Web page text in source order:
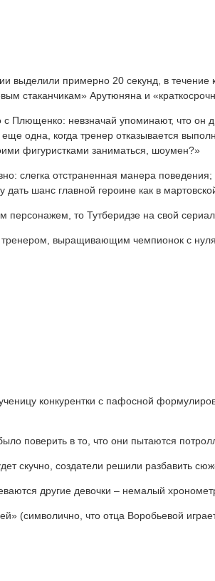
выделили примерно 20 секунд, в
стаканчикам» Арутюняна и
Плющенко: невзначай упоминают, что
одна, когда тренер отказывается
фигуристками заниматься, шоумен?»
слегка отстраненная манера
шанс главной героине как в
то Тутберидзе на свой
выращивающим чемпионок с нуля
конкурентки с пафосной
поверить в то, что они пытаются
скучно, создатели решили разбавить
другие девочки – немалый
(символично, что отца Воробьевой